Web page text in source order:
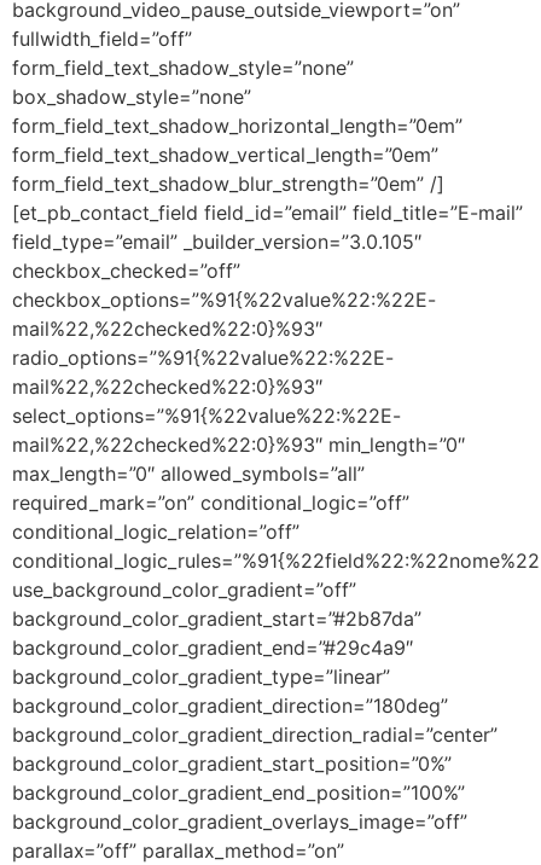
background_video_pause_outside_viewport=”on”
fullwidth_field=”off”
form_field_text_shadow_style=”none”
box_shadow_style=”none”
form_field_text_shadow_horizontal_length=”0em”
form_field_text_shadow_vertical_length=”0em”
form_field_text_shadow_blur_strength=”0em” /]
[et_pb_contact_field field_id=”email” field_title=”E-mail”
field_type=”email” _builder_version=”3.0.105″
checkbox_checked=”off”
checkbox_options=”%91{%22value%22:%22E-
mail%22,%22checked%22:0}%93″
radio_options=”%91{%22value%22:%22E-
mail%22,%22checked%22:0}%93″
select_options=”%91{%22value%22:%22E-
mail%22,%22checked%22:0}%93″ min_length=”0″
max_length=”0″ allowed_symbols=”all”
required_mark=”on” conditional_logic=”off”
conditional_logic_relation=”off”
use_background_color_gradient=”off”
background_color_gradient_start=”#2b87da”
background_color_gradient_end=”#29c4a9″
background_color_gradient_type=”linear”
background_color_gradient_direction=”180deg”
background_color_gradient_direction_radial=”center”
background_color_gradient_start_position=”0%”
background_color_gradient_end_position=”100%”
background_color_gradient_overlays_image=”off”
parallax=”off” parallax_method=”on”